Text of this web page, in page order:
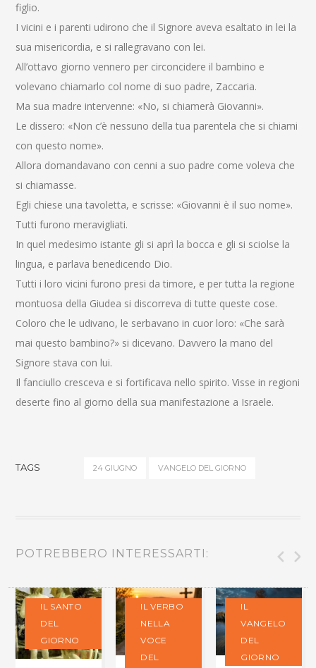
figlio.
I vicini e i parenti udirono che il Signore aveva esaltato in lei la
sua misericordia, e si rallegravano con lei.
All’ottavo giorno vennero per circoncidere il bambino e
volevano chiamarlo col nome di suo padre, Zaccaria.
Ma sua madre intervenne: «No, si chiamerà Giovanni».
Le dissero: «Non c’è nessuno della tua parentela che si chiami
con questo nome».
Allora domandavano con cenni a suo padre come voleva che
si chiamasse.
Egli chiese una tavoletta, e scrisse: «Giovanni è il suo nome».
Tutti furono meravigliati.
In quel medesimo istante gli si aprì la bocca e gli si sciolse la
lingua, e parlava benedicendo Dio.
Tutti i loro vicini furono presi da timore, e per tutta la regione
montuosa della Giudea si discorreva di tutte queste cose.
Coloro che le udivano, le serbavano in cuor loro: «Che sarà
mai questo bambino?» si dicevano. Davvero la mano del
Signore stava con lui.
Il fanciullo cresceva e si fortificava nello spirito. Visse in regioni
deserte fino al giorno della sua manifestazione a Israele.
TAGS 24 GIUGNO VANGELO DEL GIORNO
POTREBBERO INTERESSARTI:
IL SANTO
DEL
GIORNO
IL VERBO
NELLA
VOCE
DEL
IL
VANGELO
DEL
GIORNO